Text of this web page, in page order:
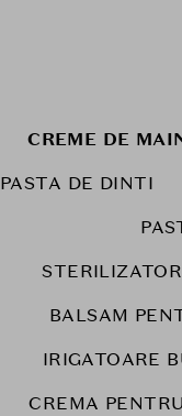
CREME DE
PASTA DE DINTI
BALSAM
IRIGATOARE
CREMA